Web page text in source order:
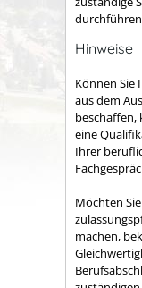
Hinweise
Können Sie
aus dem
beschaffen,
eine
Ihrer
Möchten
machen,